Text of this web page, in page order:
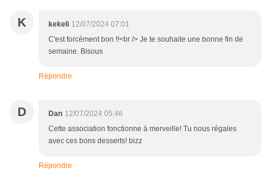
K kekeli 12/07/2024 07:01
C'est forcément bon !!<br /> Je te souhaite une bonne fin de
semaine. Bisous
Répondre
D Dan 12/07/2024 05:46
Cette association fonctionne à merveille! Tu nous régales
avec ces bons desserts! bizz
Répondre